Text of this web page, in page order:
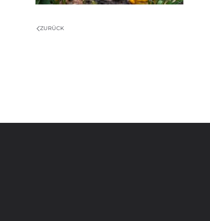
ZURÜCK